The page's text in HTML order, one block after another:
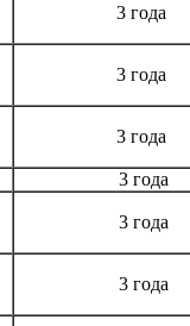
3 года
3 года
3 года
3 года
3 года
3 года